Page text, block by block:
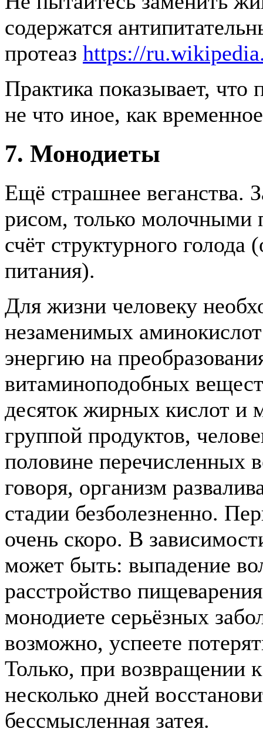
содержатся
протеаз https://
Практика показывает, что
не что иное, как
7. Монодиеты
Ещё страшнее веганства.
рисом, только молочными
счёт структурного голода
питания).
Для жизни человеку
незаменимых
энергию на
витаминоподобных
десяток жирных кислот и
группой продуктов,
половине перечисленных
говоря, организм
стадии безболезненно.
очень скоро. В
может быть: выпадение
расстройство
монодиете серьёзных
возможно, успеете
Только, при возвращении
несколько дней
бессмысленная затея.